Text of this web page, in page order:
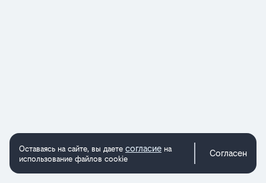
Оставаясь на сайте, вы даете согласие на
использование файлов cookie
Согласен